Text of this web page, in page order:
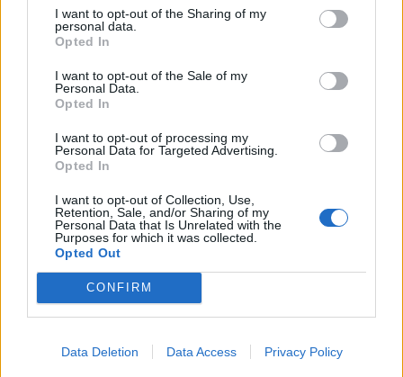
I want to opt-out of the Sharing of my
personal data.
Opted In
I want to opt-out of the Sale of my
Personal Data.
Opted In
I want to opt-out of processing my
Personal Data for Targeted Advertising.
Opted In
I want to opt-out of Collection, Use,
Retention, Sale, and/or Sharing of my
Personal Data that Is Unrelated with the
Purposes for which it was collected.
Opted Out
CONFIRM
Data Deletion Data Access Privacy Policy
Ο ένας λόγος
Ο ένας λόγος για τον οποίο θα έκανα
ασφαλής αποχώρηση από το nail bar.
Το πεντικιούρ αργεί να στεγνώσει τελείως και
θέλει ιδιαίτερη προσοχή φεύγοντας από τη
μανικιουρίστ, ώστε να μην το χαλάσεις πριν να
προλάβει να σταθεροποιηθεί το χρώμα.
Αν λοιπόν δεν είχα αγοράσει παντελόνια,
παιχνίδια, επιτραπέζια, βιβλία και σωσίβιο για